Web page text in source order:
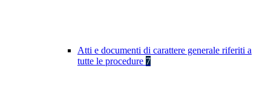
Atti e documenti di carattere generale riferiti a
tutte le procedure 7